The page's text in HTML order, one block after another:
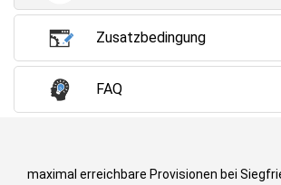
Zusatzbedingung
FAQ
maximal erreichbare Provisionen bei